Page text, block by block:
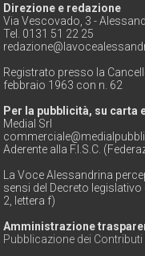
Direzione e redazione
Via Vescovado, 3 -
Tel. 0131 51 22 25
Registrato presso la
febbraio 1963 con n. 62
Per la pubblicità, su carta
Medial Srl
Aderente alla F.I.S.C.
La Voce Alessandrina
sensi del Decreto
2, lettera f)
Amministrazione
Pubblicazione dei Contributi